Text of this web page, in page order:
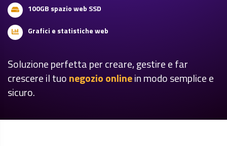
100GB spazio web SSD
Grafici e statistiche web
Soluzione perfetta per creare, gestire e far
crescere il tuonegozio onlinein modo semplice e
sicuro.